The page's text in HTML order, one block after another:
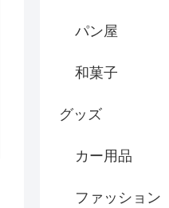
パン屋
和菓子
グッズ
カー用品
ファッション